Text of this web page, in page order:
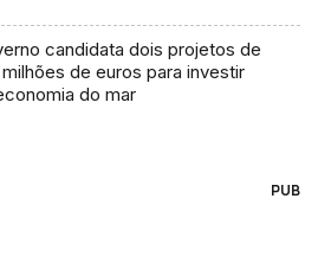
candidata dois projetos de
milhões de euros para investir
do mar
PUB